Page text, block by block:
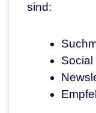
sind:
Social